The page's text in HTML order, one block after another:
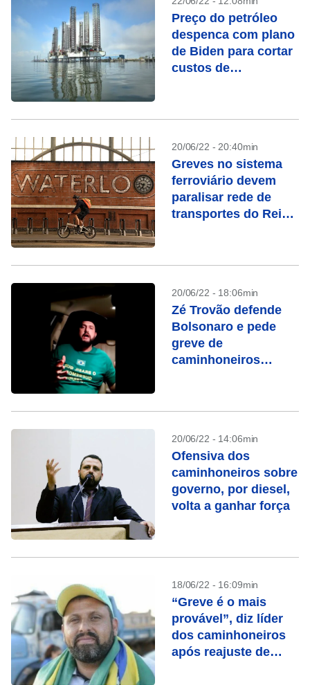
Preço do petróleo
despenca com plano
de Biden para cortar
custos de
20/06/22 - 20:40min
Greves no sistema
ferroviário devem
paralisar rede de
transportes do Reino
20/06/22 - 18:06min
Zé Trovão defende
Bolsonaro e pede
greve de
caminhoneiros
20/06/22 - 14:06min
Ofensiva dos
caminhoneiros sobre
governo, por diesel,
volta a ganhar força
18/06/22 - 16:09min
“Greve é o mais
provável”, diz líder
dos caminhoneiros
após reajuste de